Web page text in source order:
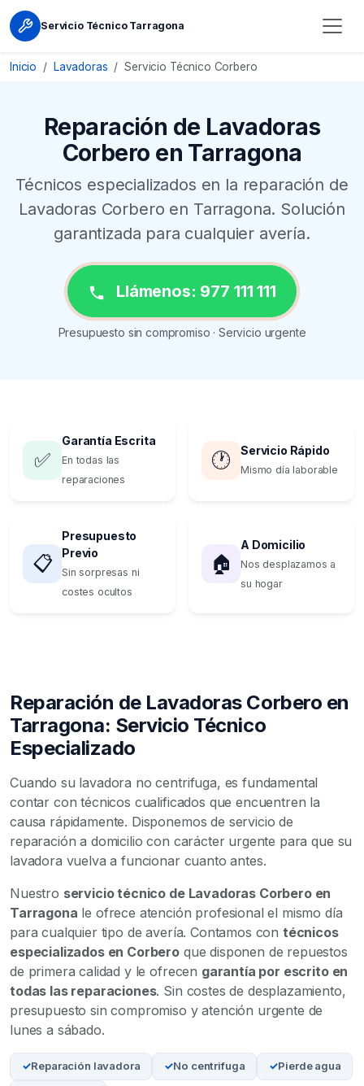
Servicio Técnico Tarragona
Inicio Lavadoras Servicio Técnico Corbero
Reparación de Lavadoras
Corbero en Tarragona
Técnicos especializados en la reparación de
Lavadoras Corbero en Tarragona. Solución
garantizada para cualquier avería.
Llámenos: 977 111 111
Presupuesto sin compromiso · Servicio urgente
✅
Garantía Escrita
En todas las
reparaciones
🕐 Servicio Rápido
Mismo día laborable
📋
Presupuesto
Previo
Sin sorpresas ni
costes ocultos
🏠
A Domicilio
Nos desplazamos a
su hogar
Reparación de Lavadoras Corbero en
Tarragona: Servicio Técnico
Especializado
Cuando su lavadora no centrifuga, es fundamental
contar con técnicos cualificados que encuentren la
causa rápidamente. Disponemos de servicio de
reparación a domicilio con carácter urgente para que su
lavadora vuelva a funcionar cuanto antes.
Nuestro servicio técnico de Lavadoras Corbero en
Tarragona le ofrece atención profesional el mismo día
para cualquier tipo de avería. Contamos con técnicos
especializados en Corbero que disponen de repuestos
de primera calidad y le ofrecen garantía por escrito en
todas las reparaciones. Sin costes de desplazamiento,
presupuesto sin compromiso y atención urgente de
lunes a sábado.
Reparación lavadora No centrifuga Pierde agua